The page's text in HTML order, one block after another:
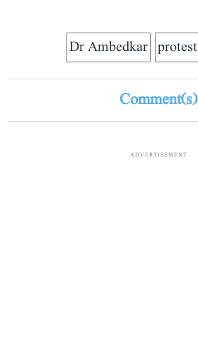
protest
Dr Ambedkar
Comment(s)
ADVERTISEMENT